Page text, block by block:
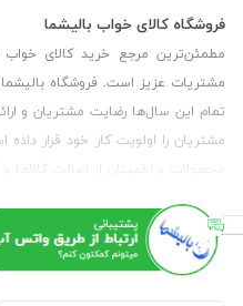
فروشگاه کالای خواب بالیشما
مطمئن‌ترین مرجع خرید کالای
تمام این سال‌ها رضایت مشتریان و
مشتریان را اولویت کار خود قرار
محصولات و اطمینان از اصالت
می‌توانیدبا شماره مشاور در تماس باشید.
آدرس: تهران - خیابان آیت -
© تمامی حقوق این سایت متعلق بهفروشگاه
نویسی: سپکام سیستمطراحی و اجرا: